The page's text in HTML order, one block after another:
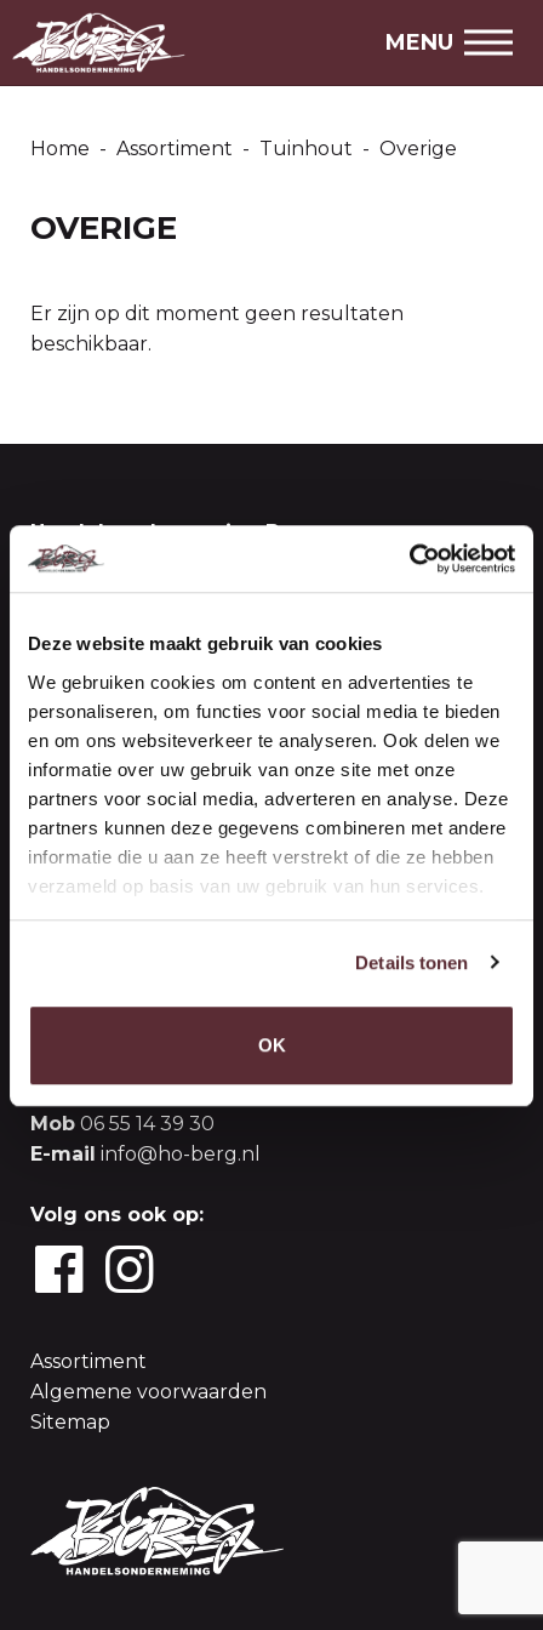
Deze website maakt gebruik van cookies
We gebruiken cookies om content en advertenties te
personaliseren, om functies voor social media te bieden
en om ons websiteverkeer te analyseren. Ook delen we
informatie over uw gebruik van onze site met onze
partners voor social media, adverteren en analyse. Deze
partners kunnen deze gegevens combineren met andere
informatie die u aan ze heeft verstrekt of die ze hebben
verzameld op basis van uw gebruik van hun services.
Details tonen
OK
MENU
ASSORTIMENT
MARKTPLAATS
Home - Assortiment - Tuinhout - Overige
OVERIGE
Er zijn op dit moment geen resultaten
beschikbaar.
Handelsonderneming Berg
Vestiging Maasdijk (Kantoor)
2676 CN Maasdijk
NEEM CONTACT OP
Handelsonderneming Berg
Vestiging ‘s-Gravenzande (Opslag)
Woutersweg 10
2691 PR 's-Gravenzande
ROUTEBESCHRIJVING
Tel0174 - 52 85 25
Mob 06 55 14 39 30
E-mail info@ho-berg.nl
Volg ons ook op:
Assortiment
Algemene voorwaarden
Sitemap